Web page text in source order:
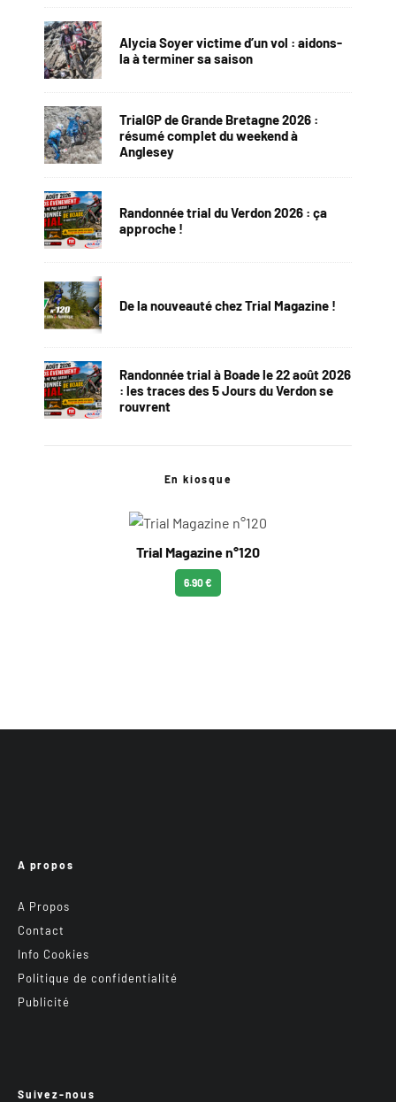
Alycia Soyer victime d’un vol : aidons-
la à terminer sa saison
TrialGP de Grande Bretagne 2026 :
résumé complet du weekend à
Anglesey
Randonnée trial du Verdon 2026 : ça
approche !
De la nouveauté chez Trial Magazine !
Randonnée trial à Boade le 22 août 2026
: les traces des 5 Jours du Verdon se
rouvrent
En kiosque
Trial Magazine n°120
6.90 €
A propos
A Propos
Contact
Info Cookies
Politique de confidentialité
Publicité
Suivez-nous